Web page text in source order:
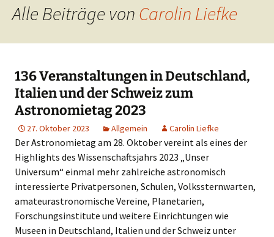
Alle Beiträge von Carolin Liefke
136 Veranstaltungen in Deutschland,
Italien und der Schweiz zum
Astronomietag 2023
27. Oktober 2023 Allgemein Carolin Liefke
Der Astronomietag am 28. Oktober vereint als eines der
Highlights des Wissenschaftsjahrs 2023 „Unser
Universum“ einmal mehr zahlreiche astronomisch
interessierte Privatpersonen, Schulen, Volkssternwarten,
amateurastronomische Vereine, Planetarien,
Forschungsinstitute und weitere Einrichtungen wie
Museen in Deutschland, Italien und der Schweiz unter